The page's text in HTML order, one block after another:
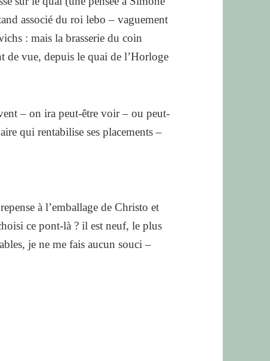
associé du roi lebo – vaguement
: mais la brasserie du coin
de vue, depuis le quai de l’Horloge
– on ira peut-être voir – ou peut-
qui rentabilise ses placements –
à l’emballage de Christo et
ce pont-là ? il est neuf, le plus
je ne me fais aucun souci –